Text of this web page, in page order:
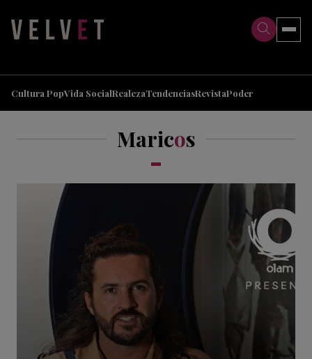
Cultura PopVida SocialRealezaTendenciasRevistaPoder
Maricos